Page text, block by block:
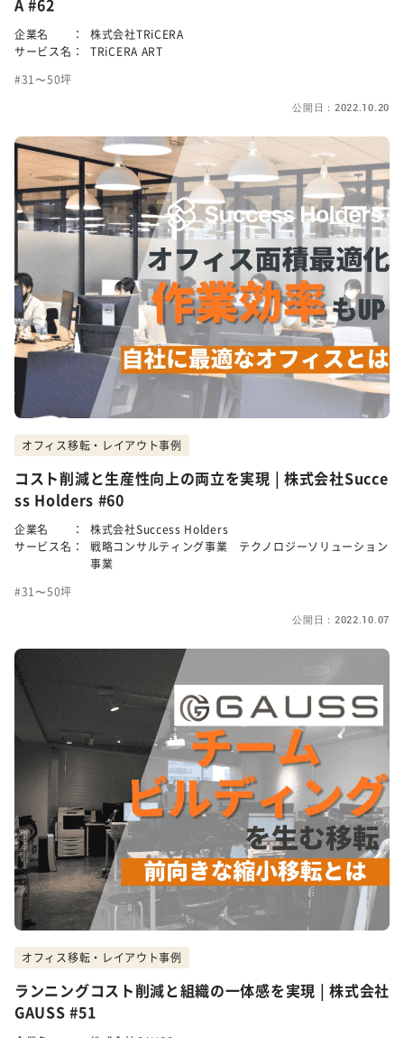
企業名 ：
株式会社TRiCERA
サービス名：
TRiCERA ART
31〜50坪
公開日：2022.10.20
オフィス移転・レイアウト事例
コスト削減と生産性向上の両立を実現 | 株式会社Succe
ss Holders #60
企業名 ：
株式会社Success Holders
サービス名：
戦略コンサルティング事業 テクノロジーソリューション
事業
31〜50坪
公開日：2022.10.07
オフィス移転・レイアウト事例
ランニングコスト削減と組織の一体感を実現 | 株式会社
GAUSS #51